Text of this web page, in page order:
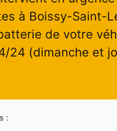
à Boissy-Saint-
de votre
24 (dimanche et
: